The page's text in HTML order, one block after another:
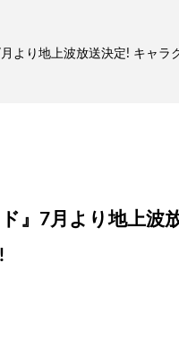
より地上波放送決定! キャラ
』7月より地上波